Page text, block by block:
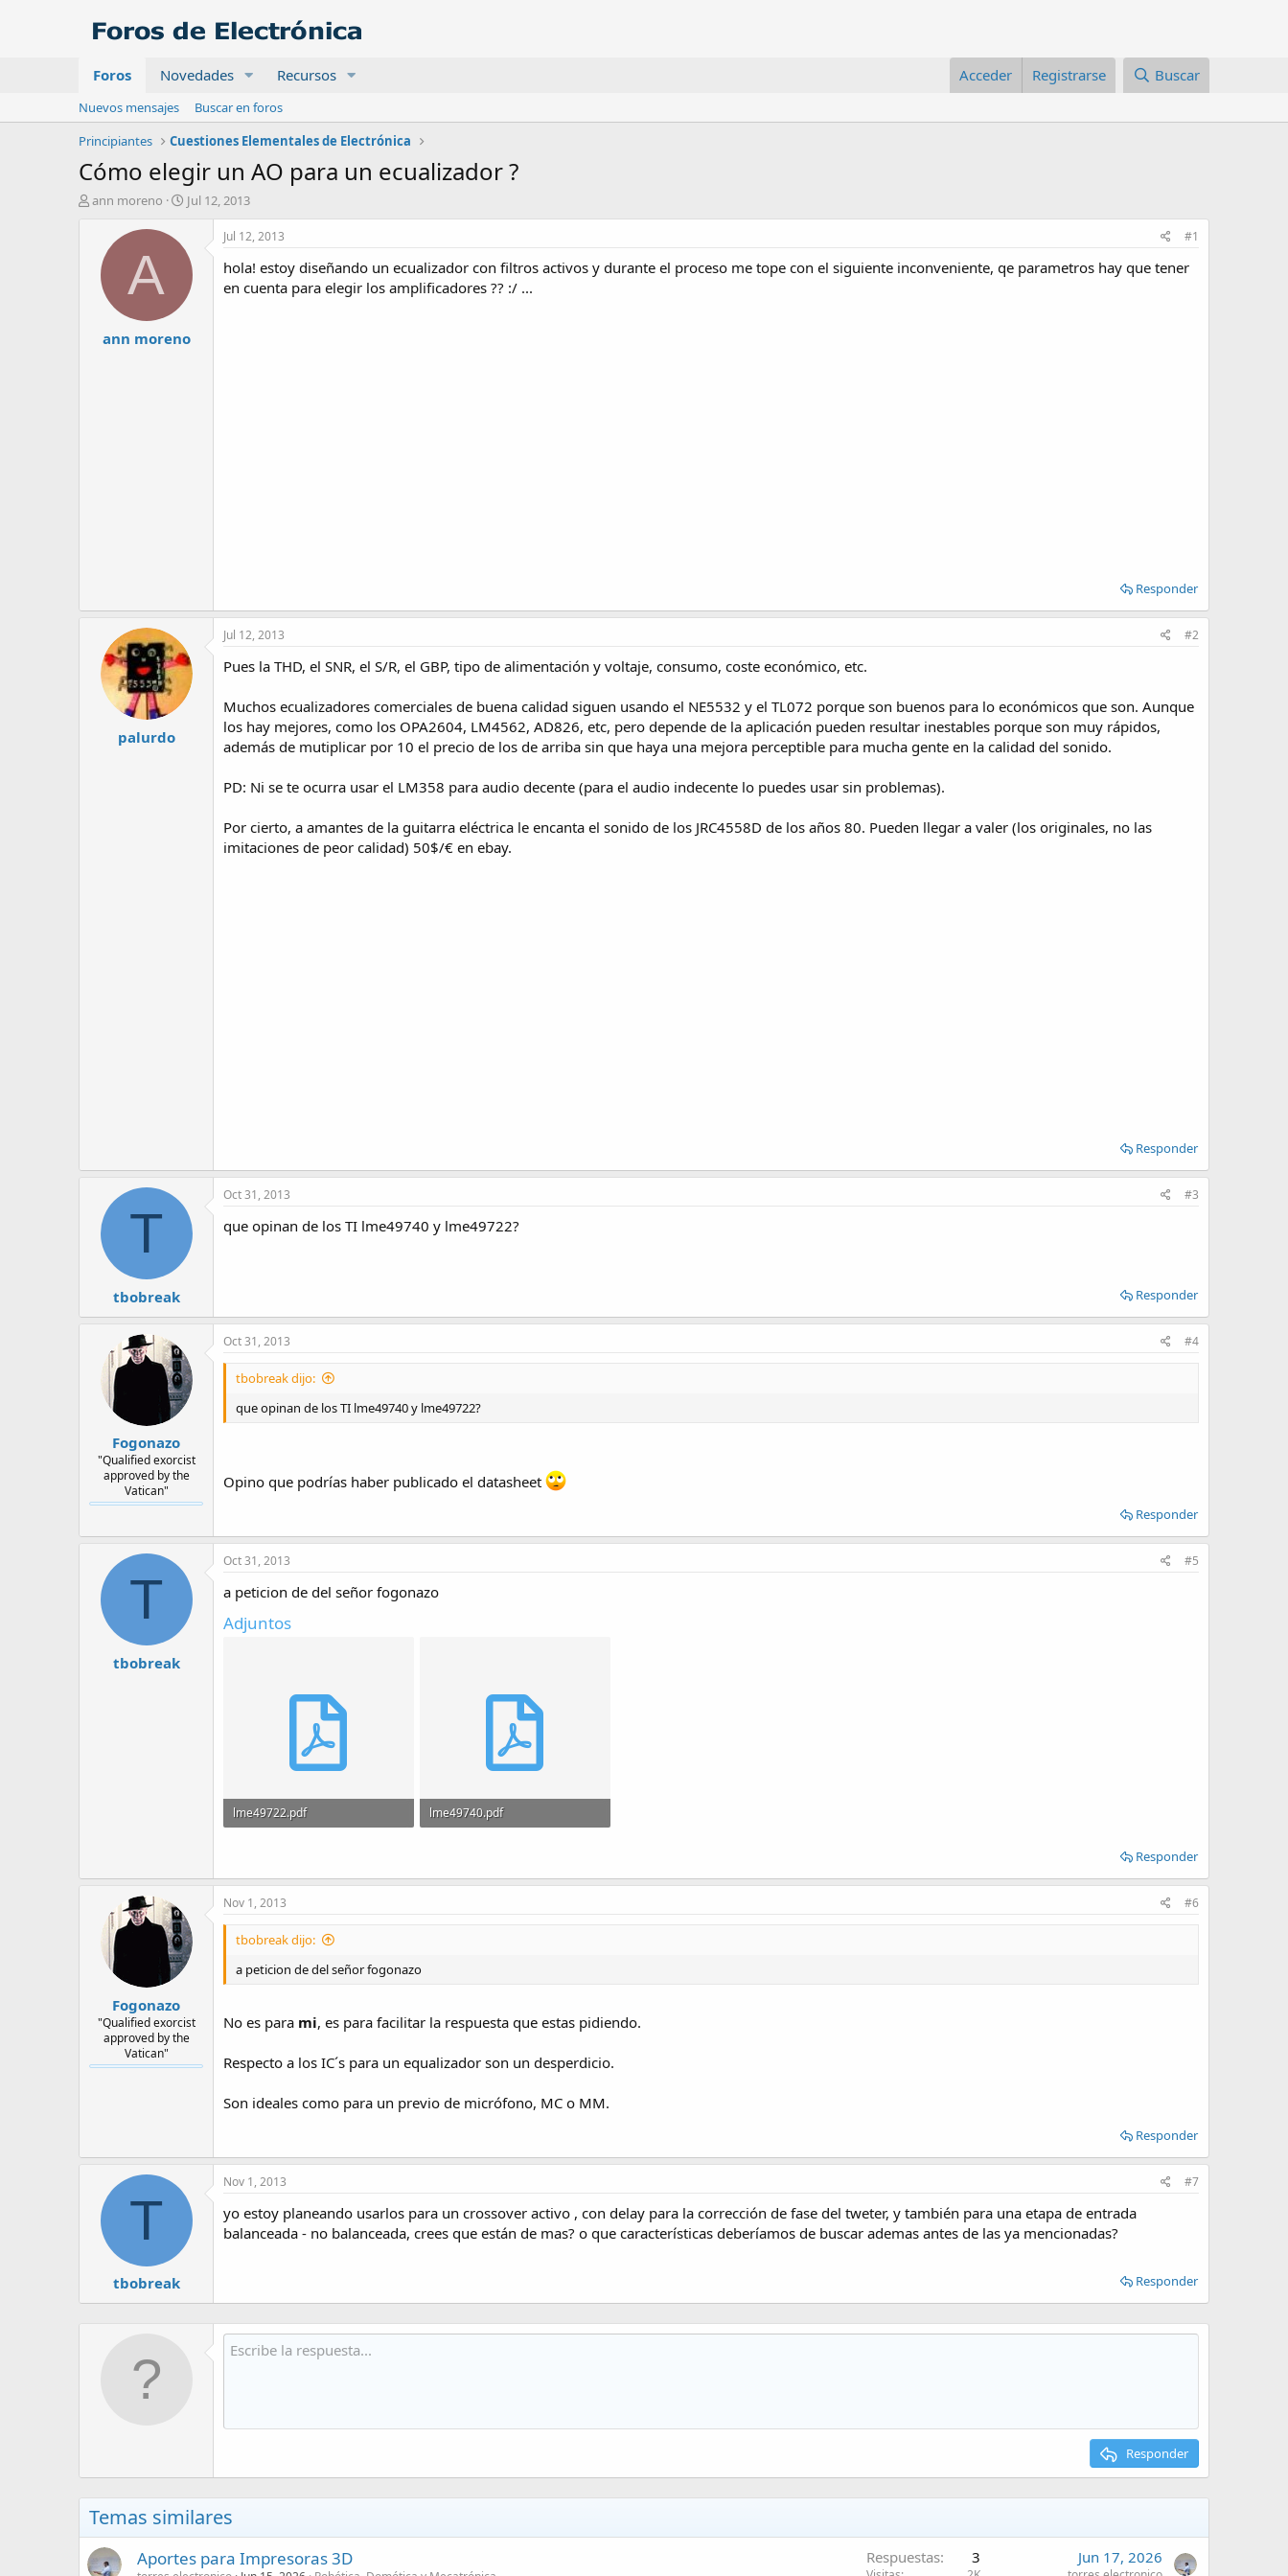
Foros Novedades Recursos Acceder Registrarse Buscar
Nuevos mensajes
Buscar en foros
Principiantes
Cuestiones Elementales de Electrónica
Cómo elegir un AO para un ecualizador ?
A
ann moreno
F
h
a
d
e
n
Jul 12, 2013
A
ann moreno
Jul 12, 2013 #1
hola! estoy diseñando un ecualizador con filtros activos y durante el proceso me tope con el siguiente inconveniente, qe parametros hay que tener
en cuenta para elegir los amplificadores ?? :/ ...
Responder
palurdo
Jul 12, 2013 #2
Pues la THD, el SNR, el S/R, el GBP, tipo de alimentación y voltaje, consumo, coste económico, etc.
Muchos ecualizadores comerciales de buena calidad siguen usando el NE5532 y el TL072 porque son buenos para lo económicos que son. Aunque
los hay mejores, como los OPA2604, LM4562, AD826, etc, pero depende de la aplicación pueden resultar inestables porque son muy rápidos,
además de mutiplicar por 10 el precio de los de arriba sin que haya una mejora perceptible para mucha gente en la calidad del sonido.
PD: Ni se te ocurra usar el LM358 para audio decente (para el audio indecente lo puedes usar sin problemas).
Por cierto, a amantes de la guitarra eléctrica le encanta el sonido de los JRC4558D de los años 80. Pueden llegar a valer (los originales, no las
imitaciones de peor calidad) 50$/€ en ebay.
Responder
T
tbobreak
Oct 31, 2013 #3
que opinan de los TI lme49740 y lme49722?
Responder
Fogonazo
"Qualified exorcist
approved by the
Vatican"
Oct 31, 2013 #4
tbobreak dijo:
que opinan de los TI lme49740 y lme49722?
Opino que podrías haber publicado el datasheet
Responder
T
tbobreak
Oct 31, 2013 #5
a peticion de del señor fogonazo
Adjuntos
lme49722.pdf
lme49740.pdf
Responder
Fogonazo
"Qualified exorcist
approved by the
Vatican"
Nov 1, 2013 #6
tbobreak dijo:
a peticion de del señor fogonazo
No es para mi, es para facilitar la respuesta que estas pidiendo.
Respecto a los IC´s para un equalizador son un desperdicio.
Son ideales como para un previo de micrófono, MC o MM.
Responder
T
tbobreak
Nov 1, 2013 #7
yo estoy planeando usarlos para un crossover activo , con delay para la corrección de fase del tweter, y también para una etapa de entrada
balanceada - no balanceada, crees que están de mas? o que características deberíamos de buscar ademas antes de las ya mencionadas?
Responder
Responder
Temas similares
Aportes para Impresoras 3D Respuestas 3 Jun 17, 2026